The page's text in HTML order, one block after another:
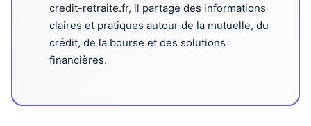
credit-retraite.fr, il partage des informations
claires et pratiques autour de la mutuelle, du
crédit, de la bourse et des solutions
financières.